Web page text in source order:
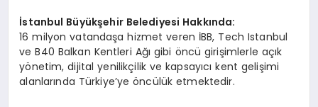
İstanbul Büyükşehir Belediyesi Hakkında:
16 milyon vatandaşa hizmet veren İBB, Tech Istanbul
ve B40 Balkan Kentleri Ağı gibi öncü girişimlerle açık
yönetim, dijital yenilikçilik ve kapsayıcı kent gelişimi
alanlarında Türkiye’ye öncülük etmektedir.